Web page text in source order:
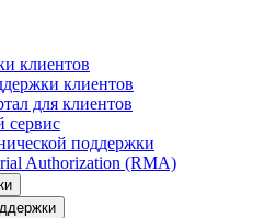
клиентов
клиентов
для клиентов
сервис
поддержки
Authorization (RMA)